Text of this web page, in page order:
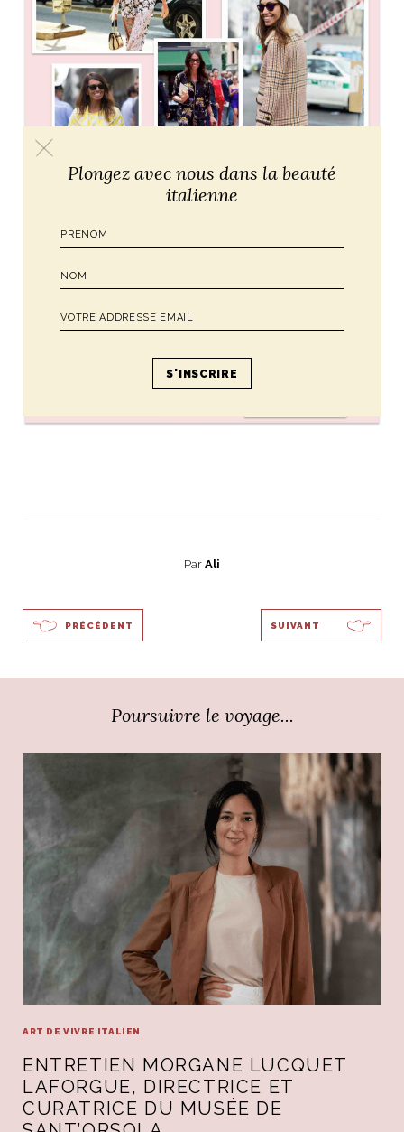
Par Ali
PRÉCÉDENT SUIVANT
Poursuivre le voyage...
ART DE VIVRE ITALIEN
ENTRETIEN MORGANE LUCQUET
LAFORGUE, DIRECTRICE ET
CURATRICE DU MUSÉE DE
Plongez avec nous dans la beauté
italienne